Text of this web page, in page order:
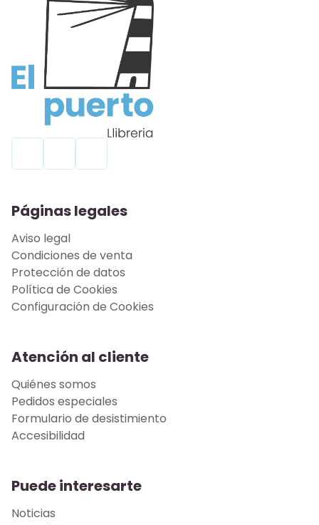
Páginas legales
Aviso legal
Condiciones de venta
Protección de datos
Política de Cookies
Configuración de Cookies
Atención al cliente
Quiénes somos
Pedidos especiales
Formulario de desistimiento
Accesibilidad
Puede interesarte
Noticias